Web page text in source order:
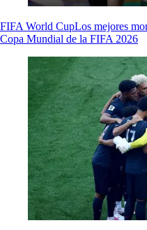
FIFA World CupLos mejores
Copa Mundial de la FIFA 2026